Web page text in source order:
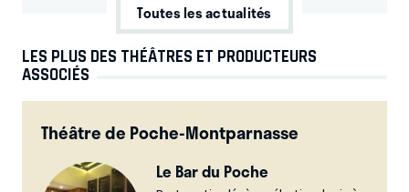
Toutes les actualités
LES PLUS DES THÉÂTRES ET PRODUCTEURS
ASSOCIÉS
Théâtre de Poche-Montparnasse
Le Bar du Poche